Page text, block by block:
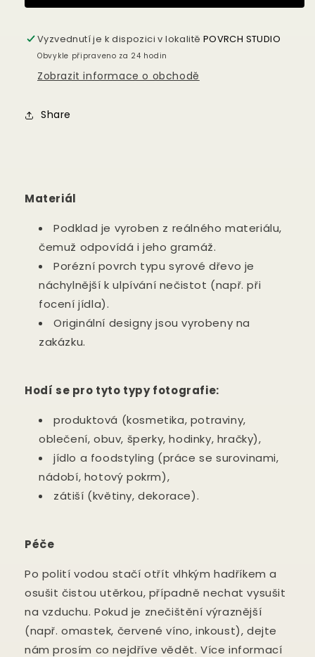
Vyzvednutí je k dispozici v lokalitě POVRCH STUDIO
Obvykle připraveno za 24 hodin
Zobrazit informace o obchodě
Share
Materiál
Podklad je vyroben z reálného materiálu,
čemuž odpovídá i jeho gramáž.
Porézní povrch typu syrové dřevo je
náchylnější k ulpívání nečistot (např. při
focení jídla).
Originální designy jsou vyrobeny na
zakázku.
Hodí se pro tyto typy fotografie:
produktová (kosmetika, potraviny,
oblečení, obuv, šperky, hodinky, hračky),
jídlo a foodstyling (práce se surovinami,
nádobí, hotový pokrm),
zátiší (květiny, dekorace).
Péče
Po polití vodou stačí otřít vlhkým hadříkem a
osušit čistou utěrkou, případně nechat vysušit
na vzduchu. Pokud je znečištění výraznější
(např. omastek, červené víno, inkoust), dejte
nám prosím co nejdříve vědět. Více informací